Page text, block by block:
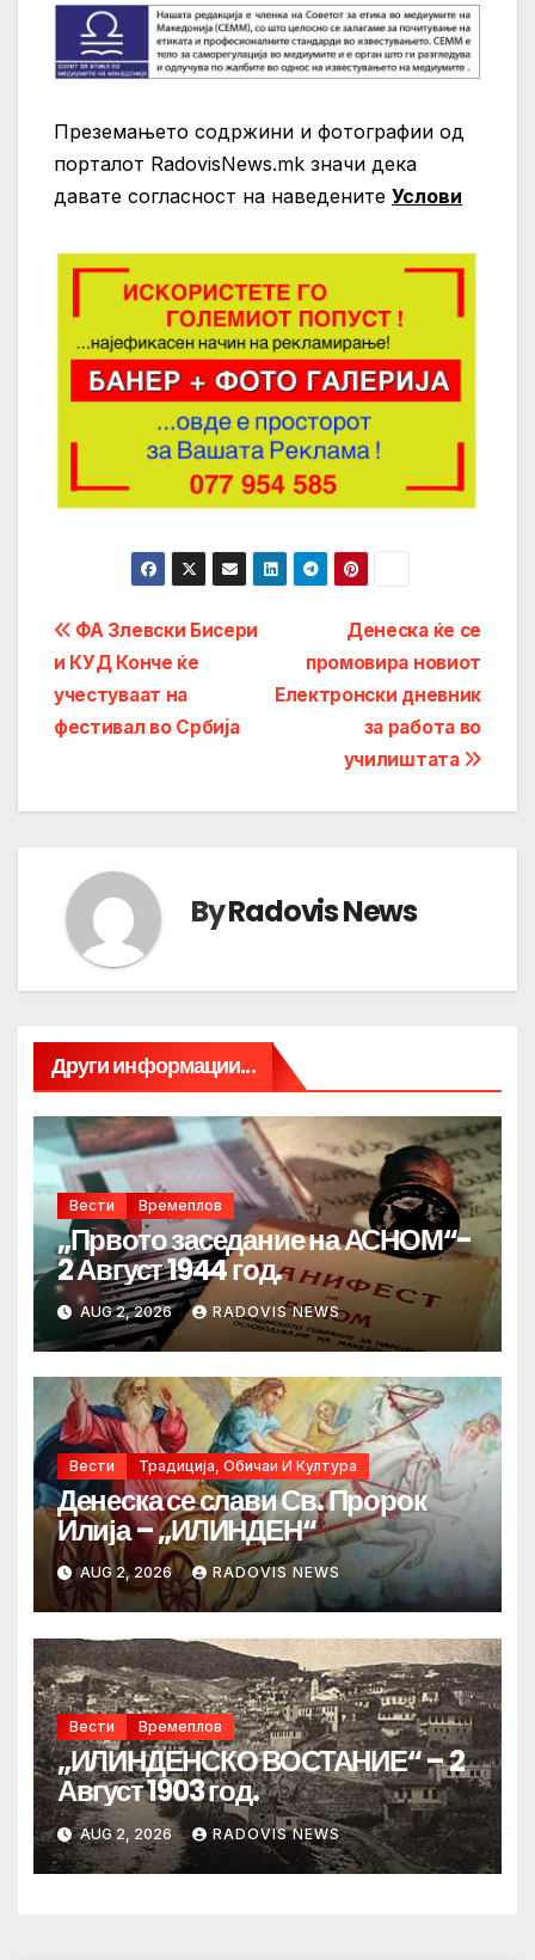
Преземањето содржини и фотографии од
порталот RadovisNews.mk значи дека
давате согласност на нaведените Услови
Post
navigation
Денеска ќе се
промовира новиот
Електронски дневник
за работа во
училиштата
ФА Злевски Бисери
и КУД Конче ќе
учестуваат на
фестивал во Србија
ByRadovis News
Други информации...
Вести Времеплов
„Првото заседание на АСНОМ“-
2 Август 1944 год.
AUG 2, 2026 RADOVIS NEWS
Вести Традиција, Обичаи И Култура
Денеска се слави Св. Пророк
Илија – „ИЛИНДЕН“
AUG 2, 2026 RADOVIS NEWS
Вести Времеплов
„ИЛИНДЕНСКО ВОСТАНИЕ“ – 2
Август 1903 год.
AUG 2, 2026 RADOVIS NEWS